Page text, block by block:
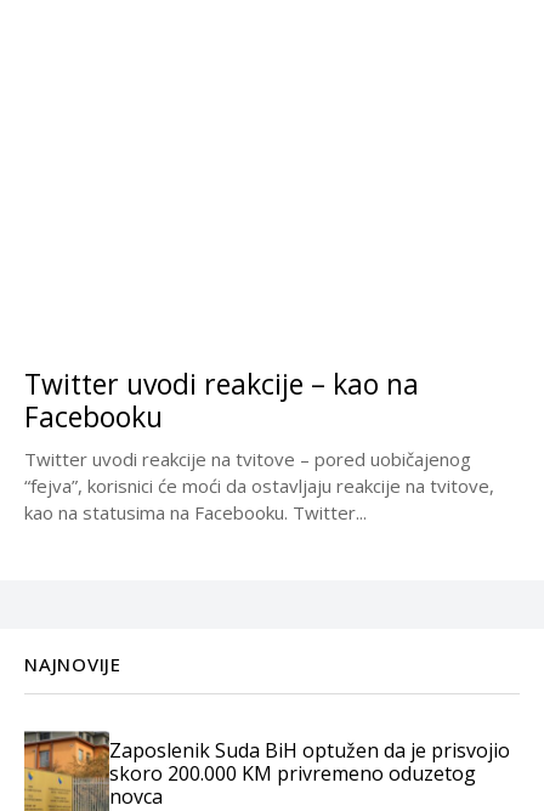
Twitter uvodi reakcije – kao na
Facebooku
Twitter uvodi reakcije na tvitove – pored uobičajenog
“fejva”, korisnici će moći da ostavljaju reakcije na tvitove,
kao na statusima na Facebooku. Twitter...
NAJNOVIJE
Zaposlenik Suda BiH optužen da je prisvojio
skoro 200.000 KM privremeno oduzetog
novca